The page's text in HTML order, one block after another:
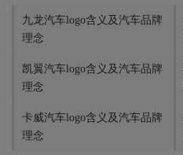
九龙汽车logo含义及汽车品牌
理念
凯翼汽车logo含义及汽车品牌
理念
卡威汽车logo含义及汽车品牌
理念